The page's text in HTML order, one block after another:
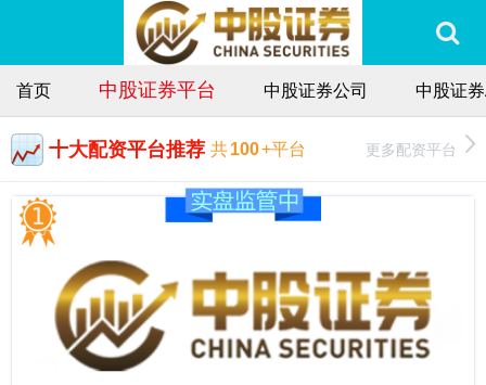
首页 中股证券平台 中股证券公司 中股证
十大配资平台推荐 共100+平台 更多配资平台